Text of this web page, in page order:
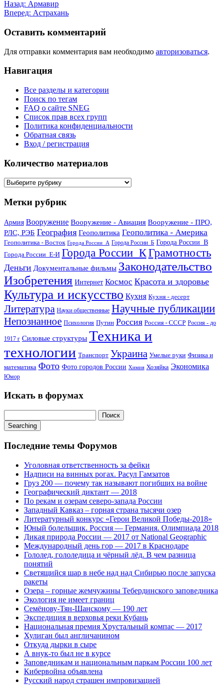
Назад: Армавир
Вперед: Астрахань
Оставить комментарий
Для отправки комментария вам необходимо авторизоваться.
Навигация
Все разделы и категории
Поиск по тегам
FAQ о сайте SNEG
Список прав всех групп
Политика конфиденциальности
Обратная связь
Вход / регистрация
Количество материалов
Количество
Метки рубрик
Армия Вооружение Вооружение - Авиация Вооружение - ПРО,
РЛС, РЭБ География Геополитика Геополитика - Америка
Геополитика - Восток Города России_А Города России_Б Города России_В
Города России_Е-И Города России_КГрамотность
Деньги Документальные фильмы Законодательство
Изобретения Интернет Космос Красота и здоровье
Культура и искусство Кухня Кухня - десерт
Литература Науки общественные Научные публикации
Непознанное Психология Путин Россия Россия - СССР Россия - до
1917 г Силовые структуры Техника и
технологии Транспорт Украина Умелые руки Физика и
математика Фото Фото городов России Химия Хозяйка Экономика
Юмор
Искать в форумах
Searching
Последние темы Форумов
Уголовная ответственность за фейки
Надписи на винных рогах. Расул Гамзатов
Груз 200 — почему так называют погибших на войне
Географический диктант — 2018
По рекам и озерам северо-запада России
Западный Кавказ – горная страна тысячи озер
Литературный конкурс «Герои Великой Победы-2018»
Юный болельщик. Россия — Германия. Олимпиада 2018
Дикая природа России — 2017 от National Geographic
Международный день гор — 2017 в Краснодаре
Гололед, гололедица и чёрный лёд. В чем разница
понятий
Светящийся шар в небе над над Сибирью после запуска
ракеты
Озера – горные жемчужины Тебердинского заповедника
Экология не имеет границ
Семёнову-Тян-Шанскому — 190 лет
Экспедиция в верховья реки Кубань
Национальная премия Хрустальный компас — 2017
Хулиган был англичанином
Откуда дырки в сыре
А внук-то был не в курсе
Заповедникам и национальным паркам России 100 лет
Кибервойна объявлена
Русский народ страшен импровизацией